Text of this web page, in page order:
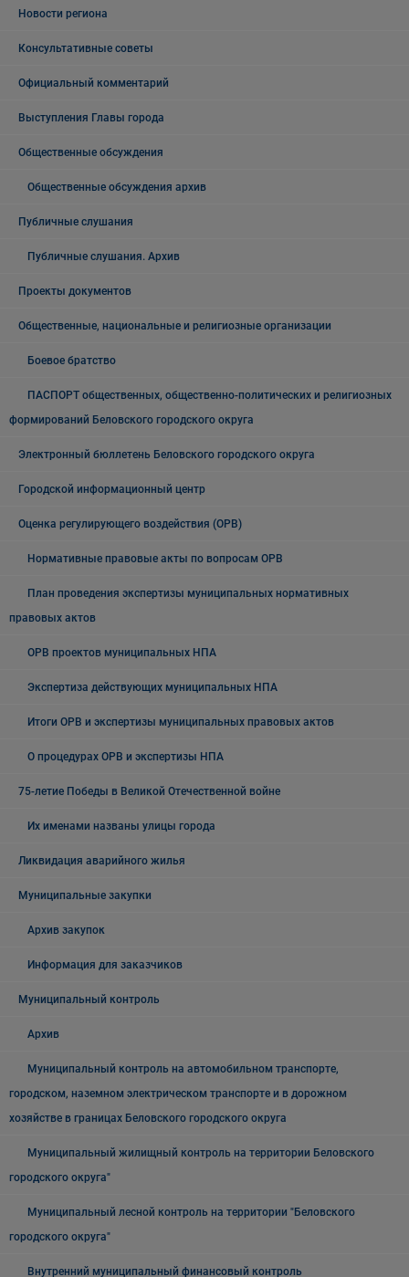
Новости региона
Консультативные советы
Официальный комментарий
Выступления Главы города
Общественные обсуждения
Общественные обсуждения архив
Публичные слушания
Публичные слушания. Архив
Проекты документов
Общественные, национальные и религиозные организации
Боевое братство
ПАСПОРТ общественных, общественно-политических и религиозных
формирований Беловского городского округа
Электронный бюллетень Беловского городского округа
Городской информационный центр
Оценка регулирующего воздействия (ОРВ)
Нормативные правовые акты по вопросам ОРВ
План проведения экспертизы муниципальных нормативных
правовых актов
ОРВ проектов муниципальных НПА
Экспертиза действующих муниципальных НПА
Итоги ОРВ и экспертизы муниципальных правовых актов
О процедурах ОРВ и экспертизы НПА
75-летие Победы в Великой Отечественной войне
Их именами названы улицы города
Ликвидация аварийного жилья
Муниципальные закупки
Архив закупок
Информация для заказчиков
Муниципальный контроль
Архив
Муниципальный контроль на автомобильном транспорте,
городском, наземном электрическом транспорте и в дорожном
хозяйстве в границах Беловского городского округа
Муниципальный жилищный контроль на территории Беловского
городского округа"
Муниципальный лесной контроль на территории "Беловского
городского округа"
Внутренний муниципальный финансовый контроль